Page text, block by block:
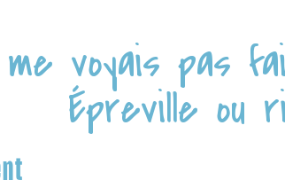
voyais pas
Épreville ou